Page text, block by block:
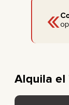
«
Alquila el